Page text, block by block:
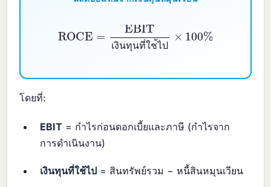
เง นท นท ใช ไป
เงินทุนที่ใช้ไป
โดยที่:
EBIT = กำไรก่อนดอกเบี้ยและภาษี (กำไรจาก
การดำเนินงาน)
เงินทุนที่ใช้ไป = สินทรัพย์รวม − หนี้สินหมุนเวียน